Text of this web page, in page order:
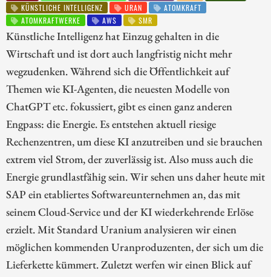
KÜNSTLICHE INTELLIGENZ
URAN
ATOMKRAFT
ATOMKRAFTWERKE
AWS SMR
Künstliche Intelligenz hat Einzug gehalten in die
Wirtschaft und ist dort auch langfristig nicht mehr
wegzudenken. Während sich die Öffentlichkeit auf
Themen wie KI-Agenten, die neuesten Modelle von
ChatGPT etc. fokussiert, gibt es einen ganz anderen
Engpass: die Energie. Es entstehen aktuell riesige
Rechenzentren, um diese KI anzutreiben und sie brauchen
extrem viel Strom, der zuverlässig ist. Also muss auch die
Energie grundlastfähig sein. Wir sehen uns daher heute mit
SAP ein etabliertes Softwareunternehmen an, das mit
seinem Cloud-Service und der KI wiederkehrende Erlöse
erzielt. Mit Standard Uranium analysieren wir einen
möglichen kommenden Uranproduzenten, der sich um die
Lieferkette kümmert. Zuletzt werfen wir einen Blick auf